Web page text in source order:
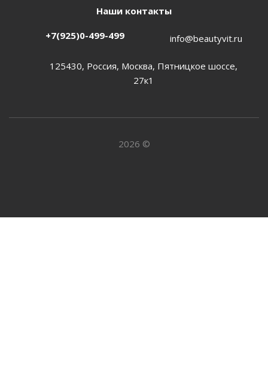
Наши контакты
+7(925)0-499-499 info@beautyvit.ru
125430, Россия, Москва, Пятницкое шоссе,
27к1
2026 ©